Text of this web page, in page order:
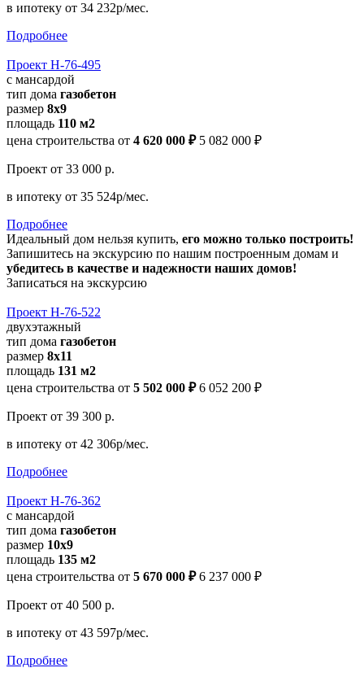
в ипотеку от 34 232р/мес.
Подробнее
Проект Н-76-495
с мансардой
тип дома газобетон
размер 8х9
площадь 110 м2
цена строительства от 4 620 000 ₽ 5 082 000 ₽
Проект от 33 000 р.
в ипотеку от 35 524р/мес.
Подробнее
Идеальный дом нельзя купить, его можно только построить!
Запишитесь на экскурсию по нашим построенным домам и
убедитесь в качестве и надежности наших домов!
Записаться на экскурсию
Проект Н-76-522
двухэтажный
тип дома газобетон
размер 8х11
площадь 131 м2
цена строительства от 5 502 000 ₽ 6 052 200 ₽
Проект от 39 300 р.
в ипотеку от 42 306р/мес.
Подробнее
Проект Н-76-362
с мансардой
тип дома газобетон
размер 10x9
площадь 135 м2
цена строительства от 5 670 000 ₽ 6 237 000 ₽
Проект от 40 500 р.
в ипотеку от 43 597р/мес.
Подробнее